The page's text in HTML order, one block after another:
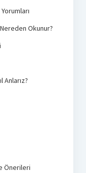
Okunur?
Anlarız?
Önerileri